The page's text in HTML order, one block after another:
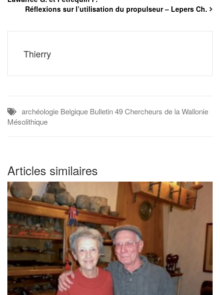
Réflexions sur l’utilisation du propulseur – Lepers Ch.
Thierry
archéologie Belgique Bulletin 49Chercheurs de la Wallonie
Mésolithique
Articles similaires